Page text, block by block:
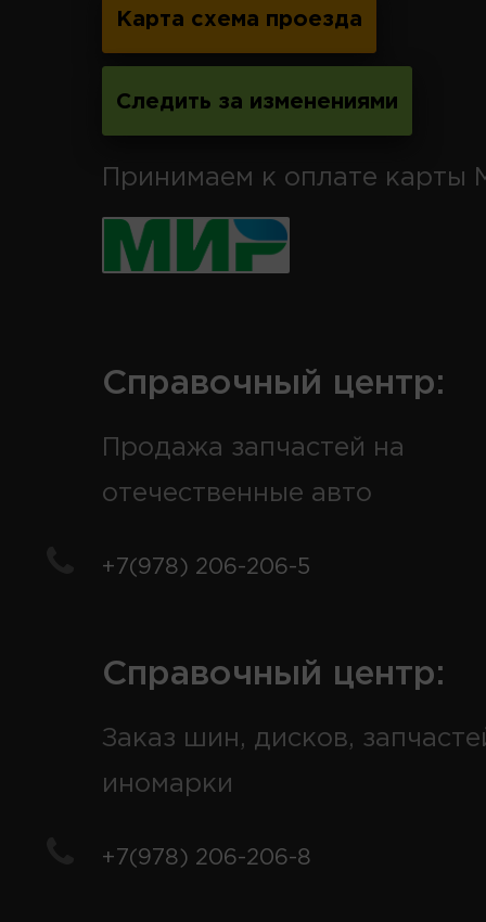
Карта схема проезда
Следить за изменениями
Принимаем к оплате карты
Справочный центр:
Продажа запчастей на
отечественные авто
+7(978) 206-206-5
Справочный центр:
Заказ шин, дисков,
иномарки
+7(978) 206-206-8